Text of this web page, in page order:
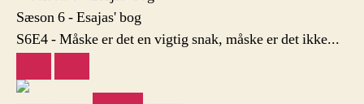
snak,
Sæson 6 - Esajas' bog
S6E4 - Måske er det en vigtig snak, måske er det ikke...